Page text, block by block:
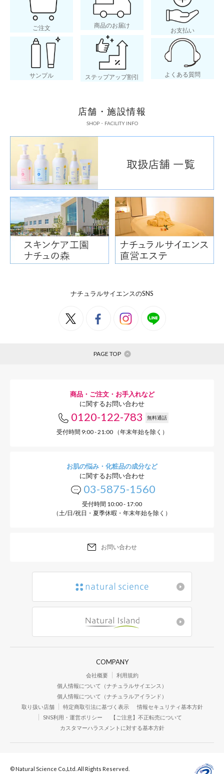
さらに、肌の柔らかさも
つわりの時期でも使
無香料・低刺激
敏感肌の方のご協力に
◆アトピー素因を有する
ト済み ※1
◆皮膚アレルギーテスト
◆食物アレルギー(25品目)
◆妊婦連用テスト済み
◆パラベン無添加
ご注文 商品のお届け
お支払い
サンプル ステップアップ割引 よくある質問
店舗・施設情報
SHOP・FACILITY INFO
ナチュラルサイエンスのSNS
PAGE TOP
商品・ご注文・お手入れなど
に関するお問い合わせ
0120-122-783 無料通話
受付時間 9:00 - 21:00 （年末年始を除く）
お肌の悩み・化粧品の成分など
に関するお問い合わせ
03-5875-1560
受付時間 10:00 - 17:00
（土/日/祝日・夏季休暇・年末年始を除く）
お問い合わせ
COMPANY
会社概要
利用規約
個人情報について（ナチュラルサイエンス）
個人情報について（ナチュラルアイランド）
取り扱い店舗
特定商取引法に基づく表示
情報セキュリティ基本方針
SNS利用・運営ポリシー
【ご注意】不正転売について
カスタマーハラスメントに対する基本方針
© Natural Science Co.,Ltd. All Rights Reserved.